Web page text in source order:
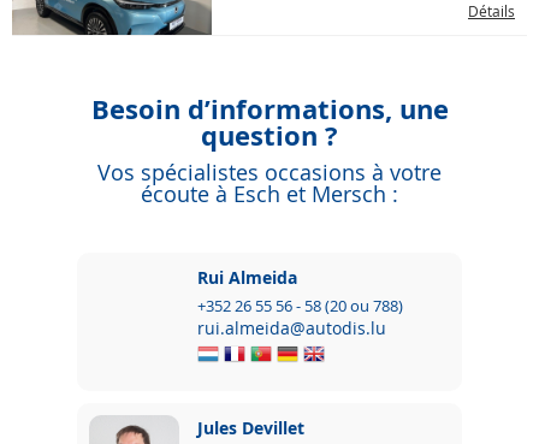
Détails
Besoin d’informations, une
question ?
Vos spécialistes occasions à votre
écoute à Esch et Mersch :
Rui Almeida
+352 26 55 56 - 58 (20 ou 788)
rui.almeida@autodis.lu
Jules Devillet